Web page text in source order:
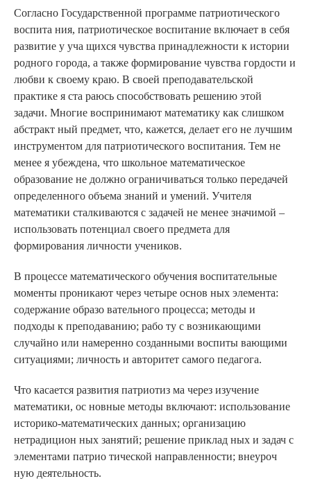
Согласно Государственной программе патриотического
воспита ния, патриотическое воспитание включает в себя
развитие у уча щихся чувства принадлежности к истории
родного города, а также формирование чувства гордости и
любви к своему краю. В своей преподавательской
практике я ста раюсь способствовать решению этой
задачи. Многие воспринимают математику как слишком
абстракт ный предмет, что, кажется, делает его не лучшим
инструментом для патриотического воспитания. Тем не
менее я убеждена, что школьное математическое
образование не должно ограничиваться только передачей
определенного объема знаний и умений. Учителя
математики сталкиваются с задачей не менее значимой –
использовать потенциал своего предмета для
формирования личности учеников.
В процессе математического обучения воспитательные
моменты проникают через четыре основ ных элемента:
содержание образо вательного процесса; методы и
подходы к преподаванию; рабо ту с возникающими
случайно или намеренно созданными воспиты вающими
ситуациями; личность и авторитет самого педагога.
Что касается развития патриотиз ма через изучение
математики, ос новные методы включают: использование
историко-математических данных; организацию
нетрадицион ных занятий; решение приклад ных и задач с
элементами патрио тической направленности; внеуроч
ную деятельность.